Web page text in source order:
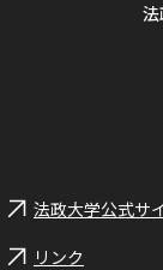
法政大学公式サ
リンク